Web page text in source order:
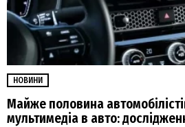
НОВИНИ
Майже половина
мультимедіа в авто: